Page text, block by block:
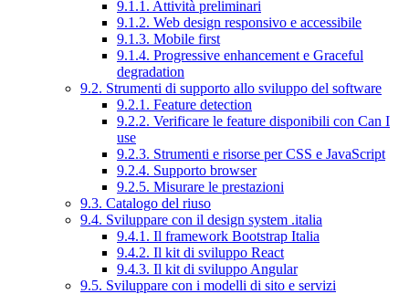
9.1.1. Attività preliminari
9.1.2. Web design responsivo e accessibile
9.1.3. Mobile first
9.1.4. Progressive enhancement e Graceful
degradation
9.2. Strumenti di supporto allo sviluppo del software
9.2.1. Feature detection
9.2.2. Verificare le feature disponibili con Can I
use
9.2.3. Strumenti e risorse per CSS e JavaScript
9.2.4. Supporto browser
9.2.5. Misurare le prestazioni
9.3. Catalogo del riuso
9.4. Sviluppare con il design system .italia
9.4.1. Il framework Bootstrap Italia
9.4.2. Il kit di sviluppo React
9.4.3. Il kit di sviluppo Angular
9.5. Sviluppare con i modelli di sito e servizi